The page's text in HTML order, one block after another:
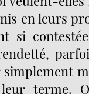
en leurs
si
leur terme.